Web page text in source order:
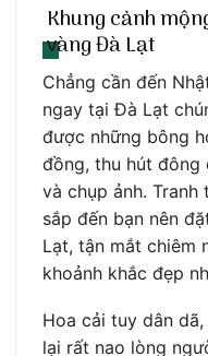
Khung cảnh
vàng Đà Lạt
Chẳng cần đến
ngay tại Đà Lạt
được những bông
đồng, thu hút đông
và chụp ảnh.
sắp đến bạn nên
Lạt, tận mắt chiêm
khoảnh khắc đẹp
Hoa cải tuy dân
lại rất nao lòng